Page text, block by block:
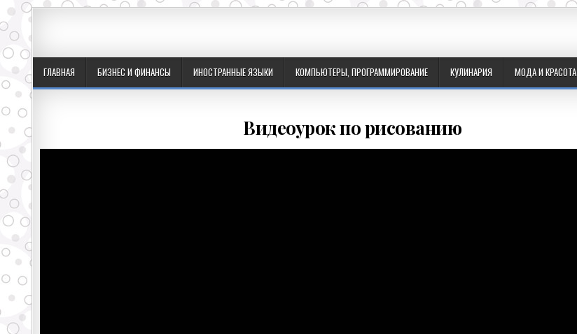
ГЛАВНАЯ БИЗНЕС И ФИНАНСЫ ИНОСТРАННЫЕ ЯЗЫКИ КОМПЬЮТЕРЫ, ПРОГРАММИРОВАНИЕ КУЛИНАРИЯ МОДА И КРАСОТА
Видеоурок по рисованию